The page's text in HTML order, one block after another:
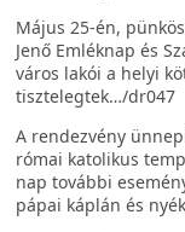
Május 25-én,
Jenő Emléknap és
város lakói a helyi
tisztelegtek…/dr047
A rendezvény
római katolikus
nap további
pápai káplán és